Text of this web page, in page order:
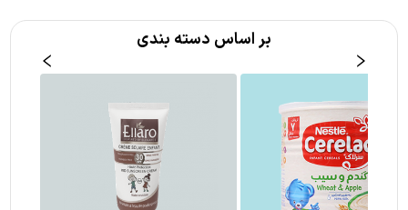
بر اساس دسته بندی